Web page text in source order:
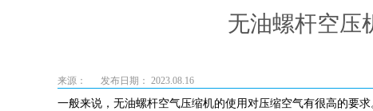
无油螺杆空压
来源： 发布日期： 2023.08.16
一般来说，无油螺杆空气压缩机的使用对压缩空气有很高的要